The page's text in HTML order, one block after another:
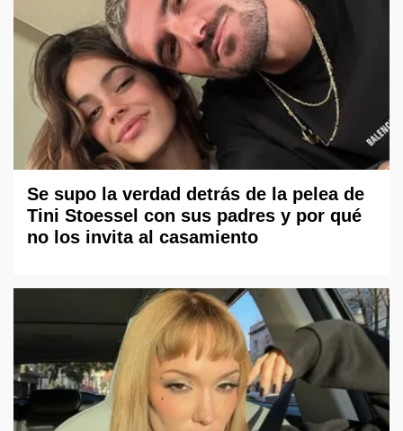
Se supo la verdad detrás de la pelea de
Tini Stoessel con sus padres y por qué
no los invita al casamiento